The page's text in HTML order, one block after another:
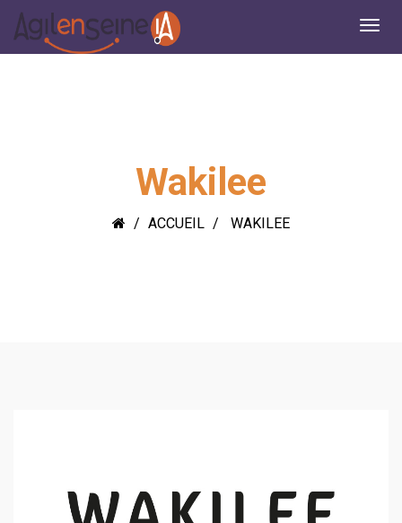
Wakilee
ACCUEIL WAKILEE